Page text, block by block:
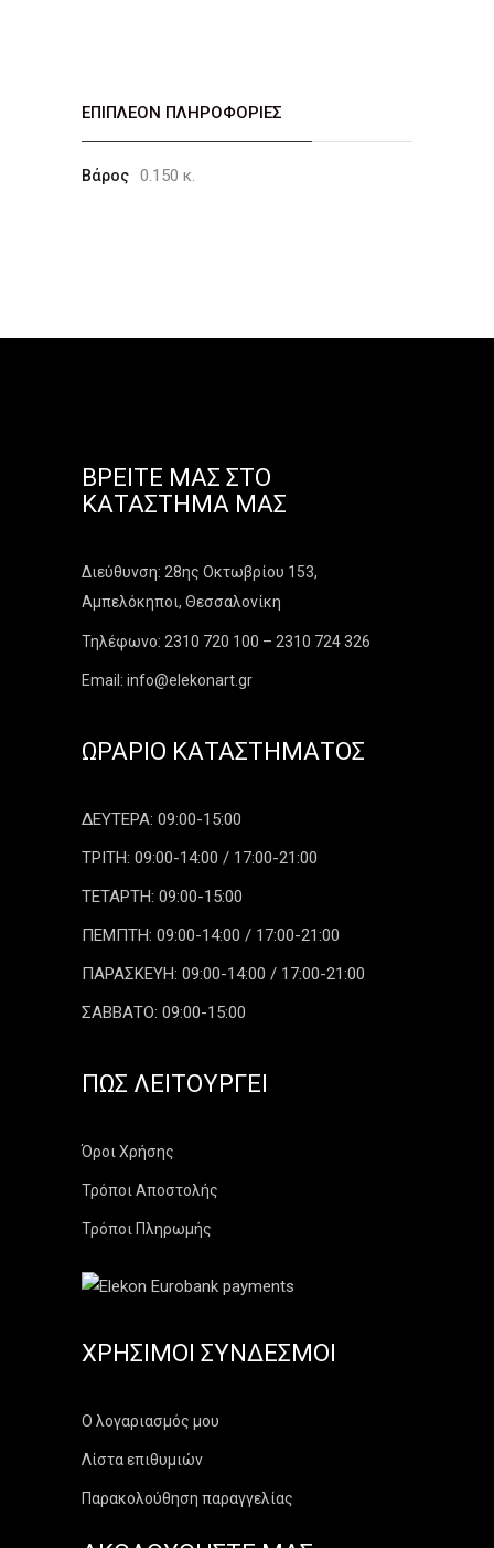
ΕΠΙΠΛΈΟΝ ΠΛΗΡΟΦΟΡΊΕΣ
Βάρος 0.150 κ.
ΒΡΕΊΤΕ ΜΑΣ ΣΤΟ
ΚΑΤΆΣΤΗΜΑ ΜΑΣ
Διεύθυνση: 28ης Οκτωβρίου 153,
Αμπελόκηποι, Θεσσαλονίκη
Τηλέφωνο: 2310 720 100 – 2310 724 326
Email: info@elekonart.gr
ΩΡΆΡΙΟ ΚΑΤΑΣΤΉΜΑΤΟΣ
ΔΕΥΤΕΡΑ: 09:00-15:00
ΤΡΙΤΗ: 09:00-14:00 / 17:00-21:00
ΤΕΤΑΡΤΗ: 09:00-15:00
ΠΕΜΠΤΗ: 09:00-14:00 / 17:00-21:00
ΠΑΡΑΣΚΕΥΗ: 09:00-14:00 / 17:00-21:00
ΣΑΒΒΑΤΟ: 09:00-15:00
ΠΏΣ ΛΕΙΤΟΥΡΓΕΊ
Όροι Χρήσης
Τρόποι Αποστολής
Τρόποι Πληρωμής
ΧΡΉΣΙΜΟΙ ΣΎΝΔΕΣΜΟΙ
Ο λογαριασμός μου
Λίστα επιθυμιών
Παρακολούθηση παραγγελίας